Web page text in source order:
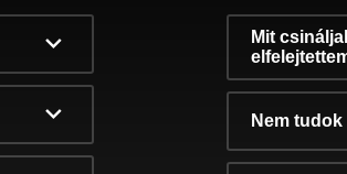
Mit
Nem